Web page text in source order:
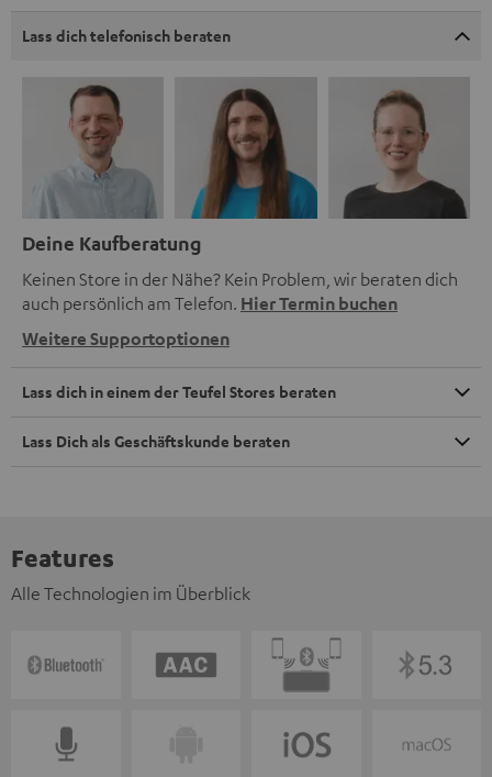
Lass dich telefonisch beraten
Deine Kaufberatung
Keinen Store in der Nähe? Kein Problem, wir beraten dich
auch persönlich am Telefon. Hier Termin buchen
Weitere Supportoptionen
Lass dich in einem der Teufel Stores beraten
Lass Dich als Geschäftskunde beraten
Features
Alle Technologien im Überblick